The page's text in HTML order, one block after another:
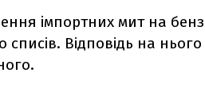
імпортних мит на
Відповідь на нього